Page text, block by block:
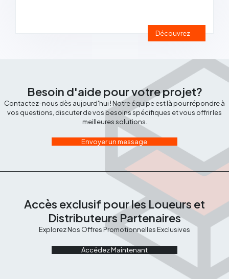
Découvrez
Besoin d'aide pour votre projet?
Contactez-nous dès aujourd'hui ! Notre équipe est là pour répondre à
vos questions, discuter de vos besoins spécifiques et vous offrir les
meilleures solutions.
Envoyer un message
Accès exclusif pour les Loueurs et
Distributeurs Partenaires
Explorez Nos Offres Promotionnelles Exclusives
Accédez Maintenant